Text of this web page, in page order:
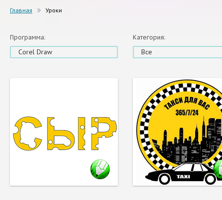
Главная Уроки
Программа:
Corel Draw
Категория:
Все
Инструмент Ластик
(Eraser) является ярким
представителем
инструментов растровой